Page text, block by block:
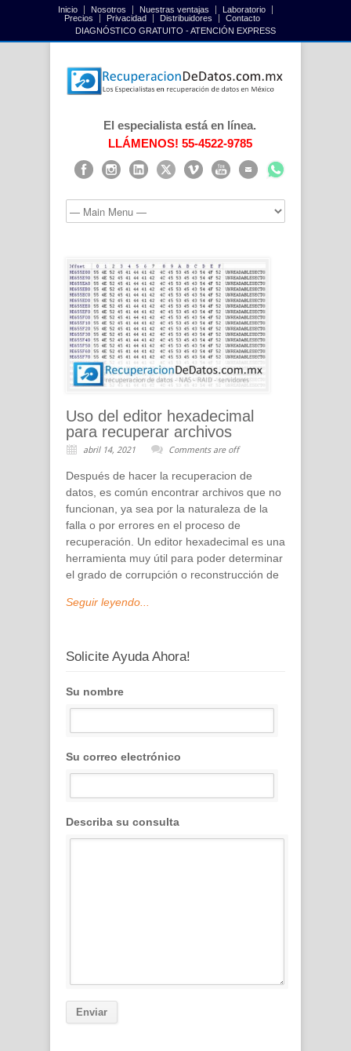
Inicio Nosotros Nuestras ventajas
Laboratorio
Precios
Privacidad Distribuidores
Contacto
DIAGNÓSTICO GRATUITO - ATENCIÓN EXPRESS
El especialista está en línea.
LLÁMENOS! 55-4522-9785
Uso del editor hexadecimal
para recuperar archivos
abril 14, 2021 Comments are off
Después de hacer la recuperacion de
datos, es común encontrar archivos que no
funcionan, ya sea por la naturaleza de la
falla o por errores en el proceso de
recuperación. Un editor hexadecimal es una
herramienta muy útil para poder determinar
el grado de corrupción o reconstrucción de
Seguir leyendo...
Solicite Ayuda Ahora!
Su nombre
Su correo electrónico
Describa su consulta